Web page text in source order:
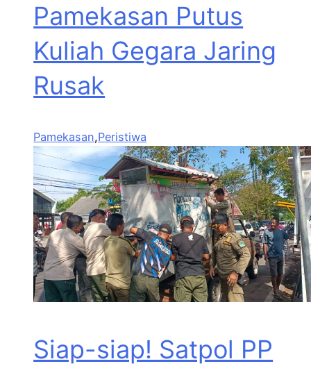
Pamekasan Putus
Kuliah Gegara Jaring
Rusak
Pamekasan,Peristiwa
Siap-siap! Satpol PP